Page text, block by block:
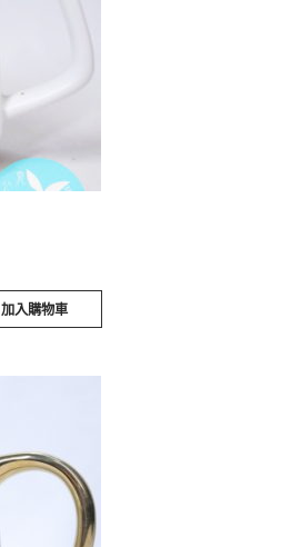
加入購物車